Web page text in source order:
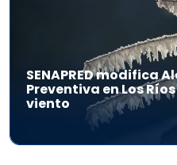
SENAPRED modifica
Preventiva en Los
viento